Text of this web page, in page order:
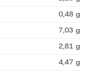
0,48 g
7,03 g
2,81 g
4,47 g